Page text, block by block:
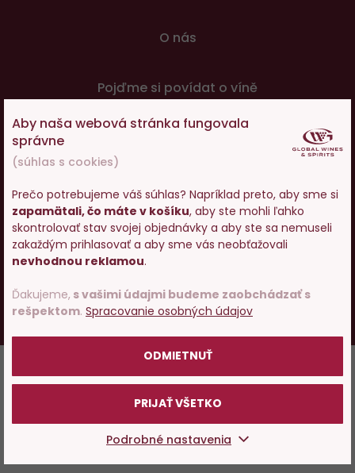
Aby naša webová stránka fungovala
správne
(súhlas s cookies)
Prečo potrebujeme váš súhlas? Napríklad preto, aby sme si
zapamätali, čo máte v košíku, aby ste mohli ľahko
skontrolovať stav svojej objednávky a aby ste sa nemuseli
zakaždým prihlasovať a aby sme vás neobťažovali
nevhodnou reklamou.
Ďakujeme, s vašimi údajmi budeme zaobchádzať s
rešpektom. Spracovanie osobných údajov
ODMIETNUŤ
PRIJAŤ VŠETKO
Podrobné nastavenia
O nás
Pojďme si povídat o víně
© 2001 - 2024 Global Wines & Spirits, s.r.o., všechna práva
vyhrazena. Adresa: Václavské náměstí 53, 110 00 Praha 1,
V internetovom obchode Global-Wines.sk platí zákaz
predaja alkoholických nápojov osobám mladším ako 18
rokov.
Česky Slovensky
Vstupujete na stránky s
predajom alkoholu. Prosím
potvrďte, že Vám už bolo 18